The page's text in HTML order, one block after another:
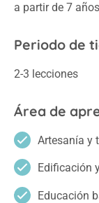
a partir de 7 años
Periodo de
2-3 lecciones
Área de
Artesanía y
Edificación
Educación